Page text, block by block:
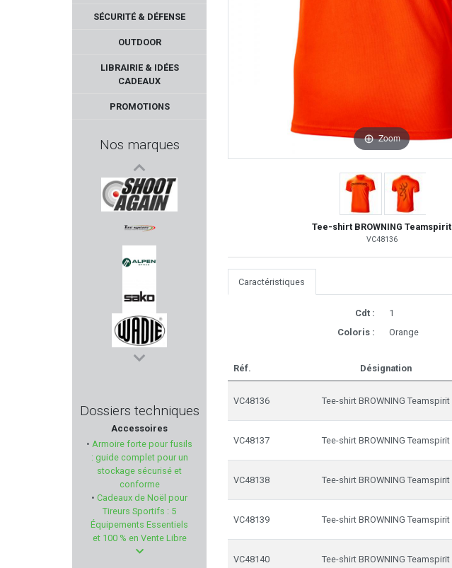
SÉCURITÉ & DÉFENSE
OUTDOOR
LIBRAIRIE & IDÉES
CADEAUX
PROMOTIONS
Nos marques
NORDIKPREDATOR
SHOOT AGAIN
TONI SYSTEM
ALPEN OPTICS
SAKO
WADIE
MOSSBERG
FRANZEN
ISSC Austria
BRETTON GAUCHER
Dossiers techniques
Accessoires
• Armoire forte pour fusils
: guide complet pour un
stockage sécurisé et
conforme
• Cadeaux de Noël pour
Tireurs Sportifs : 5
Équipements Essentiels
et 100 % en Vente Libre
Zoom
Tee-shirt BROWNING Teamspirit
VC48136
Caractéristiques
Cdt :
1
Coloris :
Orange
Réf. Désignation
VC48136 Tee-shirt BROWNING Teamspirit
VC48137 Tee-shirt BROWNING Teamspirit
VC48138 Tee-shirt BROWNING Teamspirit
VC48139 Tee-shirt BROWNING Teamspirit
VC48140 Tee-shirt BROWNING Teamspirit